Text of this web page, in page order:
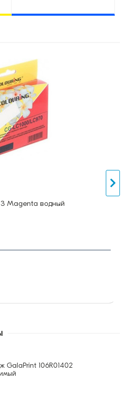
Magenta водный
GalaPrint 106R01402